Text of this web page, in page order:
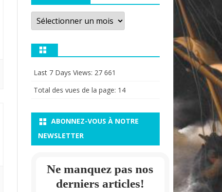
Archives
Last 7 Days Views: 27 661
Total des vues de la page: 14
ABONNEZ-VOUS À NOTRE
NEWSLETTER
Ne manquez pas nos
derniers articles!